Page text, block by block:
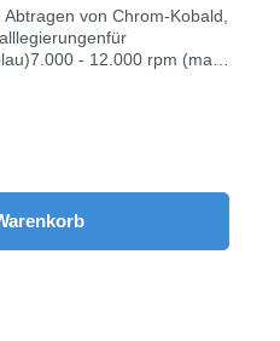
von Chrom-Kobald,
- 12.000 rpm (max.
den gewünschten